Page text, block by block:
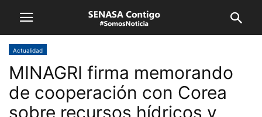
Actualidad
MINAGRI firma memorando
de cooperación con Corea
sobre recursos hídricos y